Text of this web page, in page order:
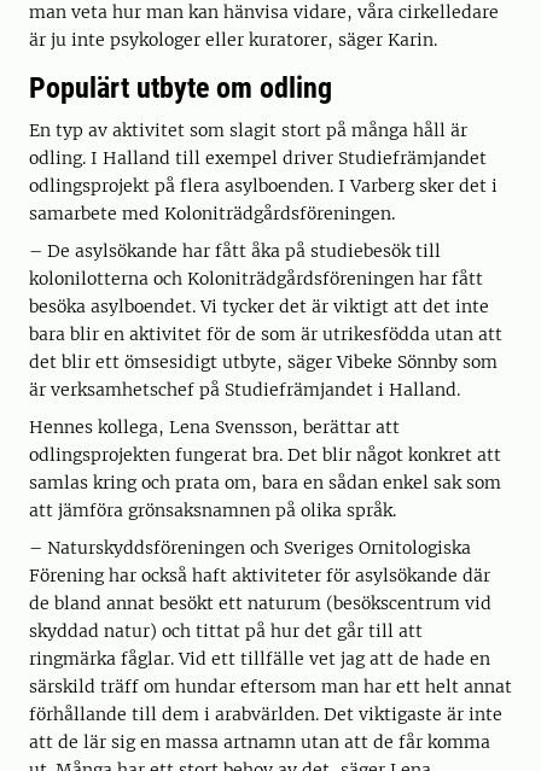
man veta hur man kan hänvisa vidare, våra cirkelledare
är ju inte psykologer eller kuratorer, säger Karin.
Populärt utbyte om odling
En typ av aktivitet som slagit stort på många håll är
odling. I Halland till exempel driver Studiefrämjandet
odlingsprojekt på flera asylboenden. I Varberg sker det i
samarbete med Koloniträdgårdsföreningen.
– De asylsökande har fått åka på studiebesök till
kolonilotterna och Koloniträdgårdsföreningen har fått
besöka asylboendet. Vi tycker det är viktigt att det inte
bara blir en aktivitet för de som är utrikesfödda utan att
det blir ett ömsesidigt utbyte, säger Vibeke Sönnby som
är verksamhetschef på Studiefrämjandet i Halland.
Hennes kollega, Lena Svensson, berättar att
odlingsprojekten fungerat bra. Det blir något konkret att
samlas kring och prata om, bara en sådan enkel sak som
att jämföra grönsaksnamnen på olika språk.
– Naturskyddsföreningen och Sveriges Ornitologiska
Förening har också haft aktiviteter för asylsökande där
de bland annat besökt ett naturum (besökscentrum vid
skyddad natur) och tittat på hur det går till att
ringmärka fåglar. Vid ett tillfälle vet jag att de hade en
särskild träff om hundar eftersom man har ett helt annat
förhållande till dem i arabvärlden. Det viktigaste är inte
att de lär sig en massa artnamn utan att de får komma